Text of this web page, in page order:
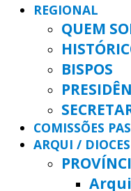
REGIONAL
QUEM
BISPOS
COMISSÕES
ARQUI /